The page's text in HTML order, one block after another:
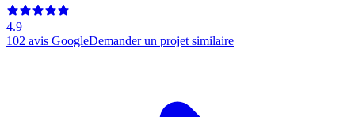
4.9
102 avis GoogleDemander un projet similaire